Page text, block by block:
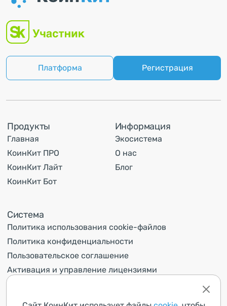
Платформа Регистрация
Продукты
Главная
КоинКит ПРО
КоинКит Лайт
КоинКит Бот
Информация
Экосистема
О нас
Блог
Система
Политика использования cookie-файлов
Политика конфиденциальности
Пользовательское соглашение
Активация и управление лицензиями
Контакты